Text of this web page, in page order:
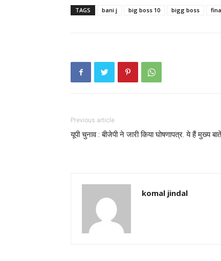
TAGS bani j big boss 10 bigg boss
Previous article
यूपी चुनाव : बीजेपी ने जारी किया घोषणापत्र. ये हैं मुख्य बातें
komal jindal